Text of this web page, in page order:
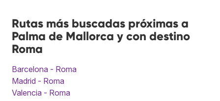
Rutas más buscadas próximas a
Palma de Mallorca y con destino
Roma
Barcelona - Roma
Madrid - Roma
Valencia - Roma